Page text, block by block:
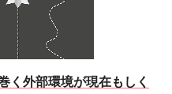
く外部環境が現在もしく